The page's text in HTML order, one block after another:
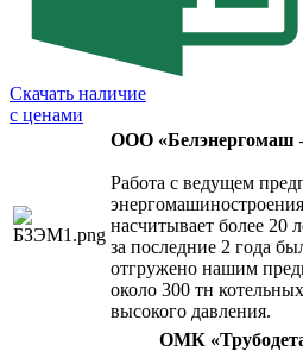
Скачать наличие
с ценами
ООО «Белэнергомаш
Работа с ведущем
насчитывает более 20
за последние 2 года
отгружено нашим
около 300 тн
высокого давления.
ОМК «